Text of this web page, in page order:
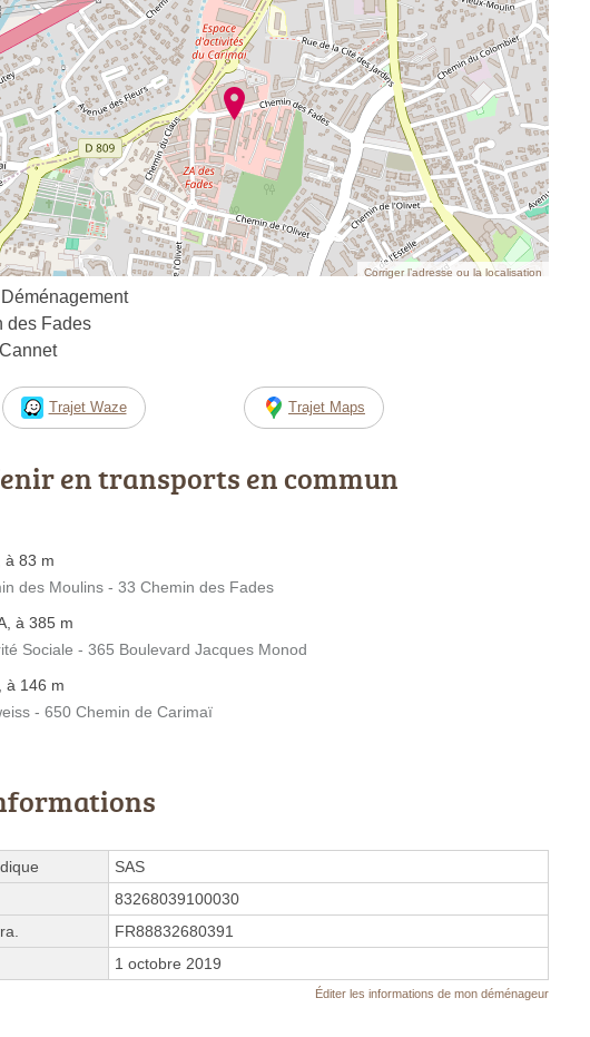
Corriger l’adresse ou la localisation
des Fades
Trajet Waze Trajet Maps
en transports en commun
à 83 m
des Moulins - 33 Chemin des Fades
à 385 m
Sociale - 365 Boulevard Jacques Monod
à 146 m
- 650 Chemin de Carimaï
SAS
83268039100030
FR88832680391
1 octobre 2019
Éditer les informations de mon déménageur